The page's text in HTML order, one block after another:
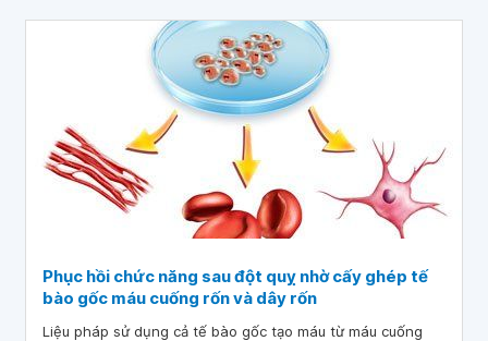
Phục hồi chức năng sau đột quỵ nhờ cấy ghép tế
bào gốc máu cuống rốn và dây rốn
Liệu pháp sử dụng cả tế bào gốc tạo máu từ máu cuống